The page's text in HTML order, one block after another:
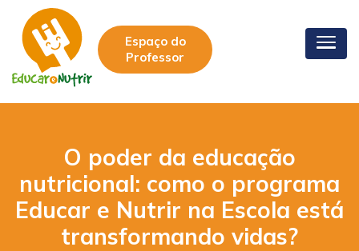
Espaço do
Professor
O poder da educação
nutricional: como o programa
Educar e Nutrir na Escola está
transformando vidas?